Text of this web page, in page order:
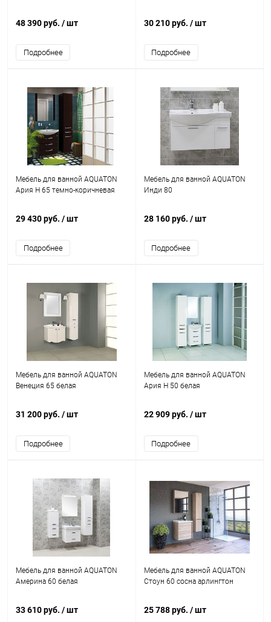
48 390 руб. / шт
Подробнее
30 210 руб. / шт
Подробнее
Мебель для ванной AQUATON
Ария Н 65 темно-коричневая
29 430 руб. / шт
Подробнее
Мебель для ванной AQUATON
Инди 80
28 160 руб. / шт
Подробнее
Мебель для ванной AQUATON
Венеция 65 белая
31 200 руб. / шт
Подробнее
Мебель для ванной AQUATON
Ария Н 50 белая
22 909 руб. / шт
Подробнее
Мебель для ванной AQUATON
Америна 60 белая
33 610 руб. / шт
Мебель для ванной AQUATON
Стоун 60 сосна арлингтон
25 788 руб. / шт